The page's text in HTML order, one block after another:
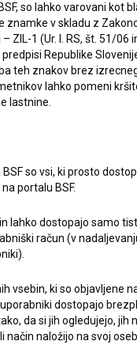
pogoje
in obdelavo osebnih
so lahko varovani kot
znamke v skladu z
ZIL-1 (Ur. l. RS, št. 51/06
Republike
teh znakov brez
lahko pomeni
lastnine.
so vsi, ki prosto
portalu BSF.
lahko dostopajo samo
račun (v
vsebin, ki so objavljene
dostopajo
da si jih ogledujejo, jih
način naložijo na svoj